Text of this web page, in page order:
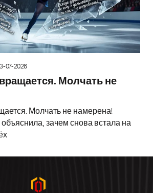
07-2026
Молчать не
Молчать не намерена!
зачем снова встала на